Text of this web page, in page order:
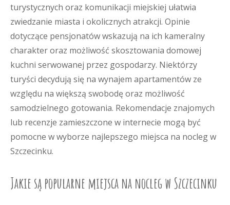
turystycznych oraz komunikacji miejskiej ułatwia
zwiedzanie miasta i okolicznych atrakcji. Opinie
dotyczące pensjonatów wskazują na ich kameralny
charakter oraz możliwość skosztowania domowej
kuchni serwowanej przez gospodarzy. Niektórzy
turyści decydują się na wynajem apartamentów ze
względu na większą swobodę oraz możliwość
samodzielnego gotowania. Rekomendacje znajomych
lub recenzje zamieszczone w internecie mogą być
pomocne w wyborze najlepszego miejsca na nocleg w
Szczecinku.
Jakie są popularne miejsca na nocleg w Szczecinku